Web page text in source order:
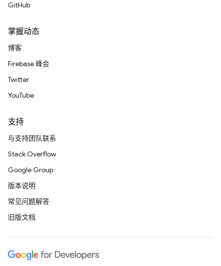
GitHub
掌握动态
博客
Firebase 峰会
Twitter
YouTube
支持
与支持团队联系
Stack Overflow
Google Group
版本说明
常见问题解答
旧版文档